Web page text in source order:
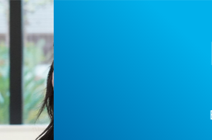
Estamos em todo o